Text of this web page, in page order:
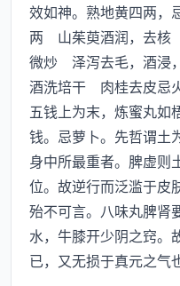
效如神。熟地黄四两
两 山茱萸酒润，去核
微炒 泽泻去毛，酒
酒洗培干 肉桂去皮忌
五钱上为末，炼蜜丸如
钱。忌萝卜。先哲谓土
身中所最重者。脾虚则
位。故逆行而泛滥于皮
殆不可言。八味丸脾肾
水，牛膝开少阴之窍。
已，又无损于真元之气